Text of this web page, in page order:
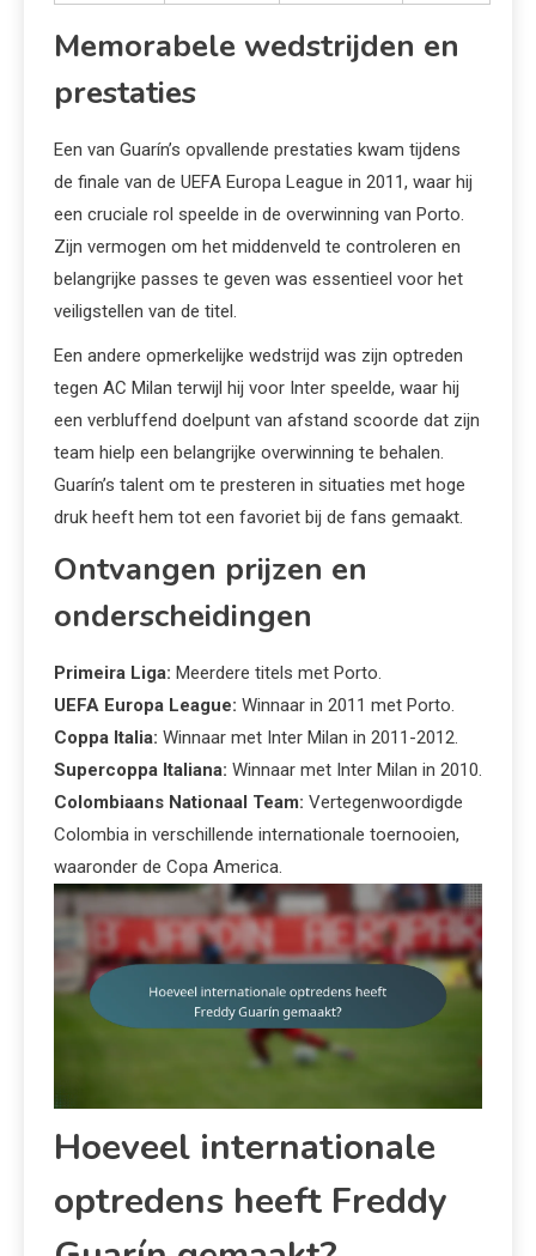
Memorabele wedstrijden en
prestaties
Een van Guarín’s opvallende prestaties kwam tijdens
de finale van de UEFA Europa League in 2011, waar hij
een cruciale rol speelde in de overwinning van Porto.
Zijn vermogen om het middenveld te controleren en
belangrijke passes te geven was essentieel voor het
veiligstellen van de titel.
Een andere opmerkelijke wedstrijd was zijn optreden
tegen AC Milan terwijl hij voor Inter speelde, waar hij
een verbluffend doelpunt van afstand scoorde dat zijn
team hielp een belangrijke overwinning te behalen.
Guarín’s talent om te presteren in situaties met hoge
druk heeft hem tot een favoriet bij de fans gemaakt.
Ontvangen prijzen en
onderscheidingen
Primeira Liga: Meerdere titels met Porto.
UEFA Europa League: Winnaar in 2011 met Porto.
Coppa Italia: Winnaar met Inter Milan in 2011-2012.
Supercoppa Italiana: Winnaar met Inter Milan in 2010.
Colombiaans Nationaal Team: Vertegenwoordigde
Colombia in verschillende internationale toernooien,
waaronder de Copa America.
Hoeveel internationale
optredens heeft Freddy